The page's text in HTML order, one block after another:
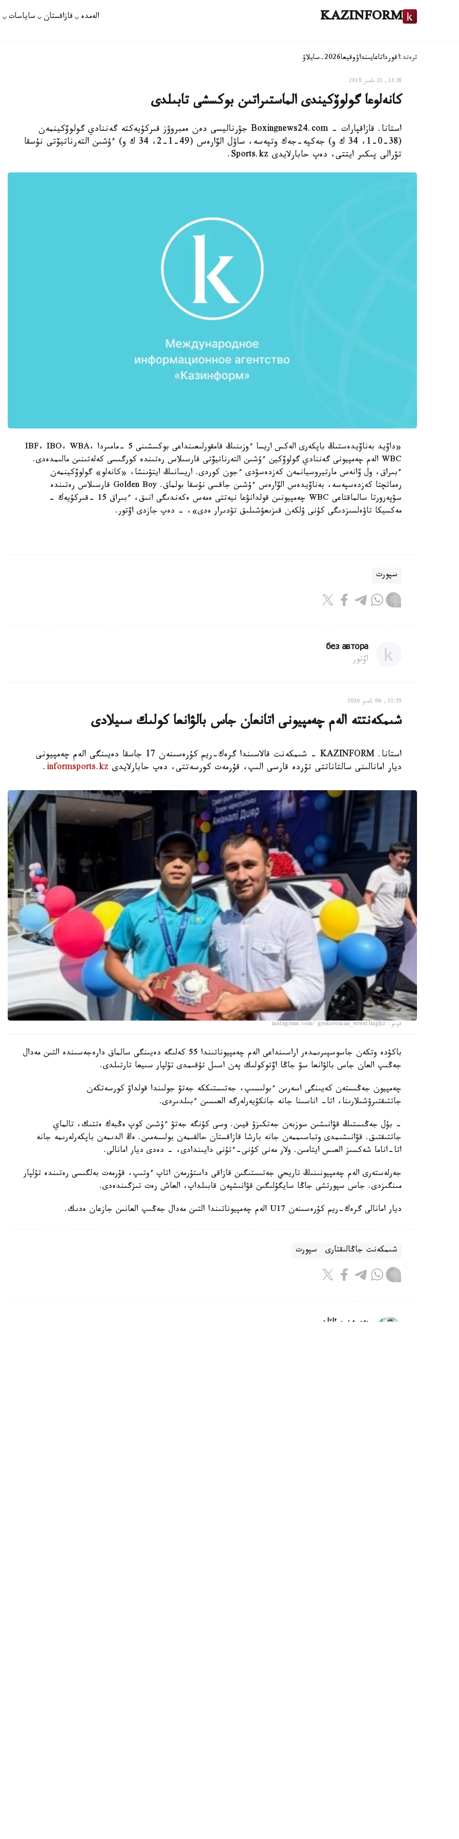
KAZINFORM الەمدە قازاقستان ساياسات
ترەند:اقورداتاعايىنداۋوقيعا2026-سايلاۋ
13:28, 23 مامىر 2018
كانەلوعا گولوۆكيندى الماستىراتىن بوكسشى تابىلدى
استانا. قازاقپارات - Boxingnews24.com جۋرناليسى دەن ەمبروۋز قىركۇيەكتە گەننادي گولوۆكينمەن
(38-0-1، 34 ك و) جەكپە-جەك وتپەسە، ساۋل الۆارەس (49-1-2، 34 ك و) ءۇشىن التەرناتيۆتى نۇسقا
تۋرالى پىكىر ايتتى، دەپ حابارلايدى Sports.kz.
«داۆيد بەناۆيدەستىڭ باپكەرى الەكس اريسا ءوزىنىڭ قامقورلىعىنداعى بوكسشىنى 5 -مامىردا IBF، IBO، WBA،
WBC الەم چەمپيونى گەننادي گولوۆكين ءۇشىن التەرناتيۆتى قارسىلاس رەتىندە كورگىسى كەلەتىنىن مالىمدەدى.
ءبىراق، ول ۆانەس مارتيروسيانمەن كەزدەسۋدى ءجون كوردى. اريسانىڭ ايتۋىنشا، «كانەلو» گولوۆكينمەن
رەماتچتا كەزدەسپەسە، بەناۆيدەس الۆارەس ءۇشىن جاقسى نۇسقا بولماق. Golden Boy قارسىلاس رەتىندە
سۋپەرورتا سالماقتاعى WBC چەمپيونىن قولدانۋعا نيەتتى ەمەس ەكەندىگى انىق، ءبىراق 15 -قىركۇيەك -
مەكسيكا تاۋەلسىزدىگى كۇنى ۇلكەن قىزىعۋشىلىق تۋدىرار ەدى»، - دەپ جازدى اۆتور.
سپورت
без автора
اۆتور
11:55, 06 تامىز 2026
شىمكەنتتە الەم چەمپيونى اتانعان جاس بالۋانعا كولىك سىيلادى
استانا. KAZINFORM - شىمكەنت قالاسىندا گرەك-ريم كۇرەسىنەن 17 جاسقا دەيىنگى الەم چەمپيونى
ديار امانالىنى سالتاناتتى تۇردە قارسى الىپ، قۇرمەت كورسەتتى، دەپ حابارلايدى informsports.kz
.
فوتو: instagram.com/ grekoroman_wrestlingkz
باكۋدە وتكەن جاسوسپىرىمدەر اراسىنداعى الەم چەمپيوناتىندا 55 كەلىگە دەيىنگى سالماق دارەجەسىندە التىن مەدال
جەڭىپ العان جاس بالۋانعا سۋ جاڭا اۆتوكولىك پەن اسىل تۇقىمدى تۇلپار سىيعا تارتىلدى.
چەمپيون جەڭىستەن كەيىنگى اسەرىن ءبولىسىپ، جەتىستىككە جەتۋ جولىندا قولداۋ كورسەتكەن
جاتتىقتىرۋشىلارىنا، اتا- اناسىنا جانە جانكۇيەرلەرگە العىسىن ءبىلدىردى.
- بۇل جەڭىستىڭ قۋانىشىن سوزبەن جەتكىزۋ قيىن. وسى كۇنگە جەتۋ ءۇشىن كوپ ەڭبەك ەتتىك، تالماي
جاتتىقتىق. قۋانىشىمدى وتباسىممەن جانە بارشا قازاقستان حالقىمەن بولىسەمىن. ەڭ الدىمەن باپكەرلەرىمە جانە
اتا-اناما شەكسىز العىس ايتامىن. ولار مەنى كۇنى-ءتۇنى دايىندادى، - دەدى ديار امانالى.
جەرلەستەرى الەم چەمپيونىنىڭ تاريحي جەتىستىگىن قازاقى داستۇرمەن اتاپ ءوتىپ، قۇرمەت بەلگىسى رەتىندە تۇلپار
مىنگىزدى. جاس سپورتشى جاڭا سايگۇلىگىن قۋانىشپەن قابىلداپ، العاش رەت تىزگىندەدى.
ديار امانالى گرەك-ريم كۇرەسىنەن U17 الەم چەمپيوناتىندا التىن مەدال جەڭىپ العانىن جازعان ەدىك.
شىمكەنت جاڭالىقتارى سپورت
بەيسەن سۇلتان